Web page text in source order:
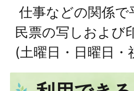
仕事などの関係
民票の写しおよび
(土曜日・日曜日